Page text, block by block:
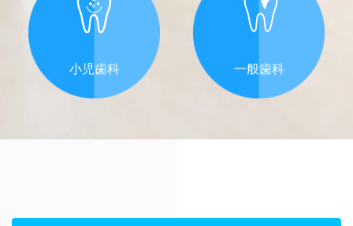
小児歯科 一般歯科